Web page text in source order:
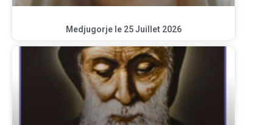
Medjugorje le 25 Juillet 2026